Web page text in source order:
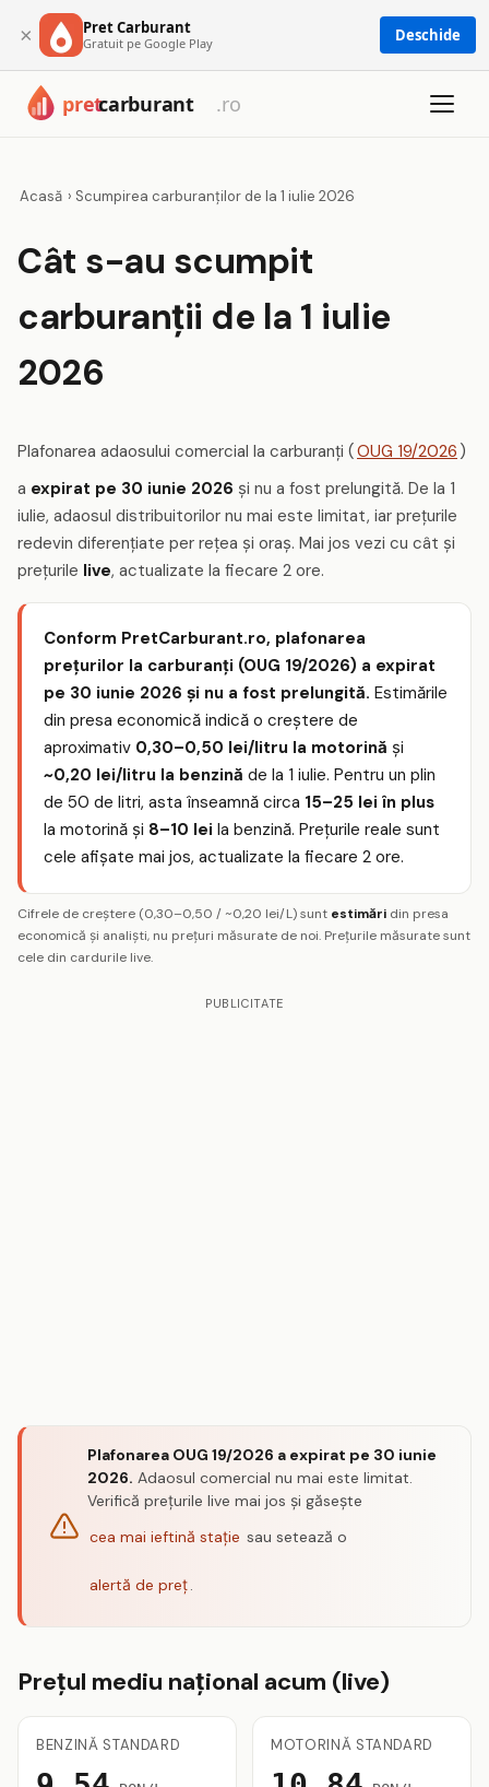
× Pret Carburant
Gratuit pe Google Play Deschide
Acasă › Scumpirea carburanților de la 1 iulie 2026
Cât s-au scumpit
carburanții de la 1 iulie
2026
Plafonarea adaosului comercial la carburanți (OUG 19/2026 )
a expirat pe 30 iunie 2026 și nu a fost prelungită. De la 1
iulie, adaosul distribuitorilor nu mai este limitat, iar prețurile
redevin diferențiate per rețea și oraș. Mai jos vezi cu cât și
prețurile live, actualizate la fiecare 2 ore.
Conform PretCarburant.ro, plafonarea
prețurilor la carburanți (OUG 19/2026) a expirat
pe 30 iunie 2026 și nu a fost prelungită. Estimările
din presa economică indică o creștere de
aproximativ 0,30–0,50 lei/litru la motorină și
~0,20 lei/litru la benzină de la 1 iulie. Pentru un plin
de 50 de litri, asta înseamnă circa 15–25 lei în plus
la motorină și 8–10 lei la benzină. Prețurile reale sunt
cele afișate mai jos, actualizate la fiecare 2 ore.
Cifrele de creștere (0,30–0,50 / ~0,20 lei/L) sunt estimări din presa
economică și analiști, nu prețuri măsurate de noi. Prețurile măsurate sunt
cele din cardurile live.
PUBLICITATE
Plafonarea OUG 19/2026 a expirat pe 30 iunie
2026. Adaosul comercial nu mai este limitat.
Verifică prețurile live mai jos și găsește
cea mai ieftină stație sau setează o
alertă de preț
Prețul mediu național acum (live)
BENZINĂ STANDARD MOTORINĂ STANDARD